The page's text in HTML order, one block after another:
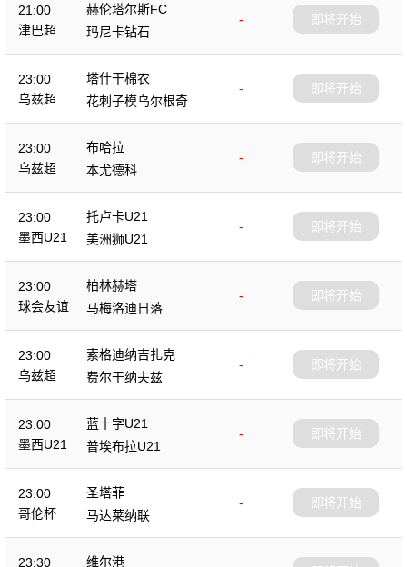
21:00
津巴超
赫伦塔尔斯FC
-
玛尼卡钻石
即将开始
23:00
乌兹超
塔什干棉农
-
花刺子模乌尔根奇
即将开始
23:00
乌兹超
布哈拉
-
本尤德科
即将开始
23:00
墨西U21
托卢卡U21
-
美洲狮U21
即将开始
23:00
球会友谊
柏林赫塔
-
马梅洛迪日落
即将开始
23:00
乌兹超
索格迪纳吉扎克
-
费尔干纳夫兹
即将开始
23:00
墨西U21
蓝十字U21
-
普埃布拉U21
即将开始
23:00
哥伦杯
圣塔菲
-
马达莱纳联
即将开始
23:30 维尔港